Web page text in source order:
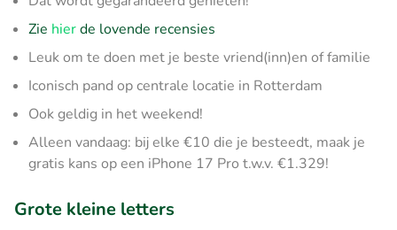
Zie hierde lovende recensies
Leuk om te doen met je beste vriend(inn)en of familie
Iconisch pand op centrale locatie in Rotterdam
Ook geldig in het weekend!
Alleen vandaag: bij elke €10 die je besteedt, maak je
gratis kans op een iPhone 17 Pro t.w.v. €1.329!
Grote kleine letters